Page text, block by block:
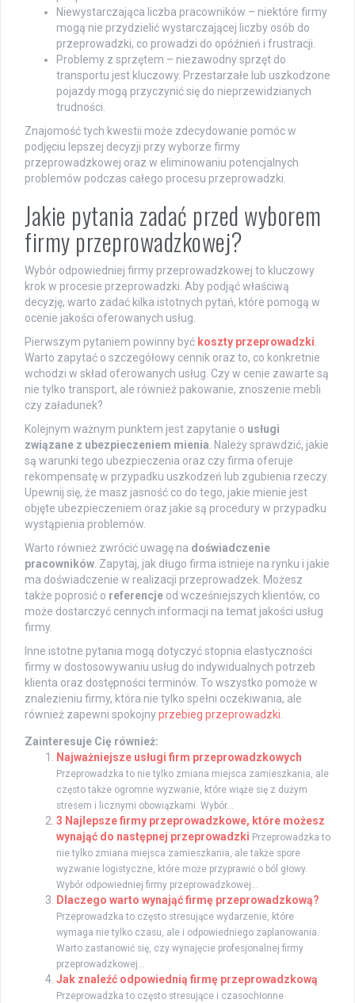
Niewystarczająca liczba pracowników – niektóre firmy
mogą nie przydzielić wystarczającej liczby osób do
przeprowadzki, co prowadzi do opóźnień i frustracji.
Problemy z sprzętem – niezawodny sprzęt do
transportu jest kluczowy. Przestarzałe lub uszkodzone
pojazdy mogą przyczynić się do nieprzewidzianych
trudności.
Znajomość tych kwestii może zdecydowanie pomóc w
podjęciu lepszej decyzji przy wyborze firmy
przeprowadzkowej oraz w eliminowaniu potencjalnych
problemów podczas całego procesu przeprowadzki.
Jakie pytania zadać przed wyborem
firmy przeprowadzkowej?
Wybór odpowiedniej firmy przeprowadzkowej to kluczowy
krok w procesie przeprowadzki. Aby podjąć właściwą
decyzję, warto zadać kilka istotnych pytań, które pomogą w
ocenie jakości oferowanych usług.
Pierwszym pytaniem powinny być koszty przeprowadzki
Warto zapytać o szczegółowy cennik oraz to, co konkretnie
wchodzi w skład oferowanych usług. Czy w cenie zawarte są
nie tylko transport, ale również pakowanie, znoszenie mebli
czy załadunek?
Kolejnym ważnym punktem jest zapytanie o usługi
związane z ubezpieczeniem mienia . Należy sprawdzić, jakie
są warunki tego ubezpieczenia oraz czy firma oferuje
rekompensatę w przypadku uszkodzeń lub zgubienia rzeczy.
Upewnij się, że masz jasność co do tego, jakie mienie jest
objęte ubezpieczeniem oraz jakie są procedury w przypadku
wystąpienia problemów.
Warto również zwrócić uwagę na doświadczenie
pracowników . Zapytaj, jak długo firma istnieje na rynku i jakie
ma doświadczenie w realizacji przeprowadzek. Możesz
także poprosić o referencje od wcześniejszych klientów, co
może dostarczyć cennych informacji na temat jakości usług
firmy.
Inne istotne pytania mogą dotyczyć stopnia elastyczności
firmy w dostosowywaniu usług do indywidualnych potrzeb
klienta oraz dostępności terminów. To wszystko pomoże w
znalezieniu firmy, która nie tylko spełni oczekiwania, ale
również zapewni spokojnyprzebieg przeprowadzki
Zainteresuje Cię również:
Najważniejsze usługi firm przeprowadzkowych
Przeprowadzka to nie tylko zmiana miejsca zamieszkania, ale
często także ogromne wyzwanie, które wiąże się z dużym
stresem i licznymi obowiązkami. Wybór...
3 Najlepsze firmy przeprowadzkowe, które możesz
wynająć do następnej przeprowadzki Przeprowadzka to
nie tylko zmiana miejsca zamieszkania, ale także spore
wyzwanie logistyczne, które może przyprawić o ból głowy.
Wybór odpowiedniej firmy przeprowadzkowej...
Dlaczego warto wynająć firmę przeprowadzkową?
Przeprowadzka to często stresujące wydarzenie, które
wymaga nie tylko czasu, ale i odpowiedniego zaplanowania.
Warto zastanowić się, czy wynajęcie profesjonalnej firmy
przeprowadzkowej...
Jak znaleźć odpowiednią firmę przeprowadzkową
Przeprowadzka to często stresujące i czasochłonne